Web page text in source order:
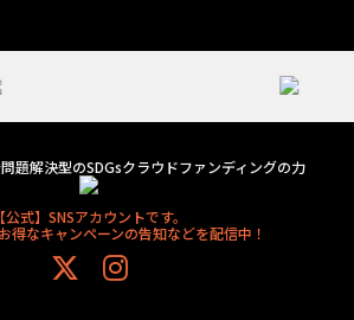
題解決型のSDGsクラウドファンディングの力
【公式】SNSアカウントです。
得なキャンペーンの告知などを配信中！